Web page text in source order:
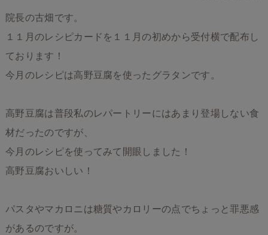
院長の古畑です。
１１月のレシピカードを１１月の初めから受付横で配布し
ております！
今月のレシピは高野豆腐を使ったグラタンです。
高野豆腐は普段私のレパートリーにはあまり登場しない食
材だったのですが、
今月のレシピを使ってみて開眼しました！
高野豆腐おいしい！
パスタやマカロニは糖質やカロリーの点でちょっと罪悪感
があるのですが。